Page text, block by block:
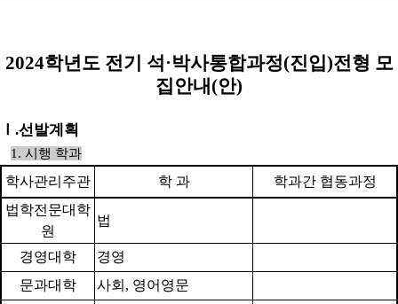
2024학년도 전기 석·박사통합과정(진입)전형 모
집안내 (안)
.선발계획
1.시행 학과
학사관리주관 학 과
학과간 협동과정
법학전문대학
원
법
경영대학
경영
문과대학
사회 , 영어영문